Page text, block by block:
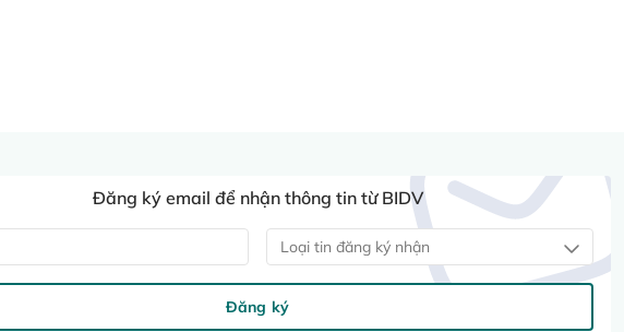
Đăng ký email để nhận thông tin từ BIDV
Loại tin đăng ký nhận
Đăng ký